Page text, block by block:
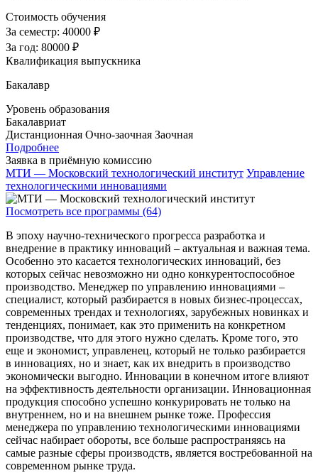
Стоимость обучения
За семестр: 40000 ₽
За год: 80000 ₽
Квалификация выпускника
Бакалавр
Уровень образования
Бакалавриат
Дистанционная Очно-заочная Заочная
Подробнее
Заявка в приёмную комиссию
МТИ — Московский технологический институт Управление
технологическими инновациями
Посмотреть все программы (64)
В эпоху научно-технического прогресса разработка и
внедрение в практику инноваций – актуальная и важная тема.
Особенно это касается технологических инноваций, без
которых сейчас невозможно ни одно конкурентоспособное
производство. Менеджер по управлению инновациями –
специалист, который разбирается в новых бизнес-процессах,
современных трендах и технологиях, зарубежных новинках и
тенденциях, понимает, как это применить на конкретном
производстве, что для этого нужно сделать. Кроме того, это
еще и экономист, управленец, который не только разбирается
в инновациях, но и знает, как их внедрить в производство
экономически выгодно. Инновации в конечном итоге влияют
на эффективность деятельности организации. Инновационная
продукция способно успешно конкурировать не только на
внутреннем, но и на внешнем рынке тоже. Профессия
менеджера по управлению технологическими инновациями
сейчас набирает обороты, все больше распространяясь на
самые разные сферы производств, является востребованной на
современном рынке труда.